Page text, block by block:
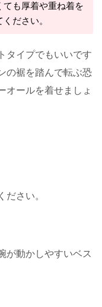
ても厚着や重ね着を
ださい。
タイプでもいいです
の裾を踏んで転ぶ恐
オールを着せましょ
ださい。
が動かしやすいベス